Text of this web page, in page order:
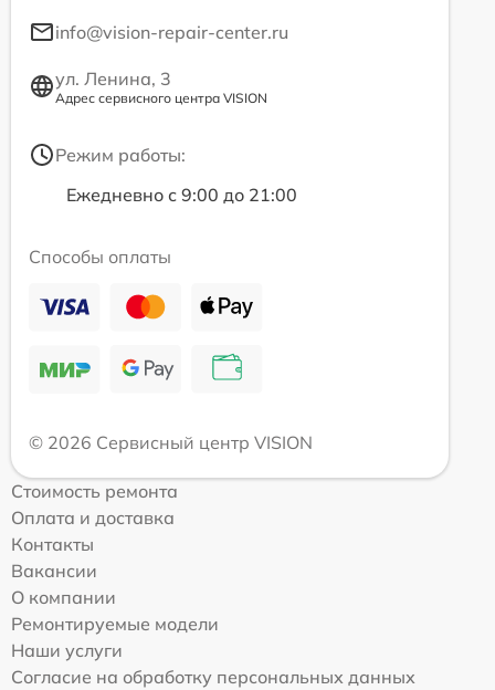
info@vision-repair-center.ru
ул. Ленина, 3
Адрес сервисного центра VISION
Режим работы:
Ежедневно с 9:00 до 21:00
Способы оплаты
© 2026 Сервисный центр VISION
Стоимость ремонта
Оплата и доставка
Контакты
Вакансии
О компании
Ремонтируемые модели
Наши услуги
Согласие на обработку персональных данных